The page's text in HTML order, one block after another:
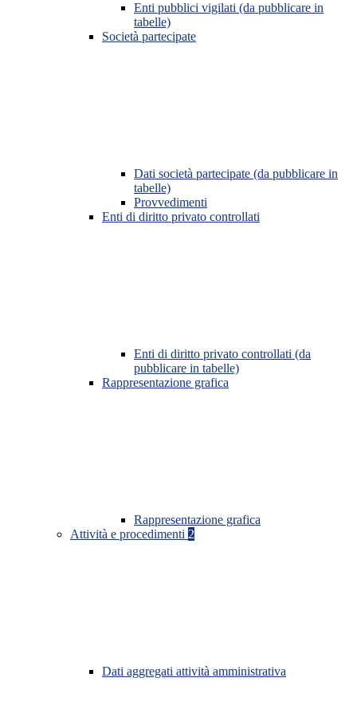
Enti pubblici vigilati (da pubblicare in
tabelle)
Società partecipate
Dati società partecipate (da pubblicare in
tabelle)
Provvedimenti
Enti di diritto privato controllati
Enti di diritto privato controllati (da
pubblicare in tabelle)
Rappresentazione grafica
Rappresentazione grafica
Attività e procedimenti 2
Dati aggregati attività amministrativa